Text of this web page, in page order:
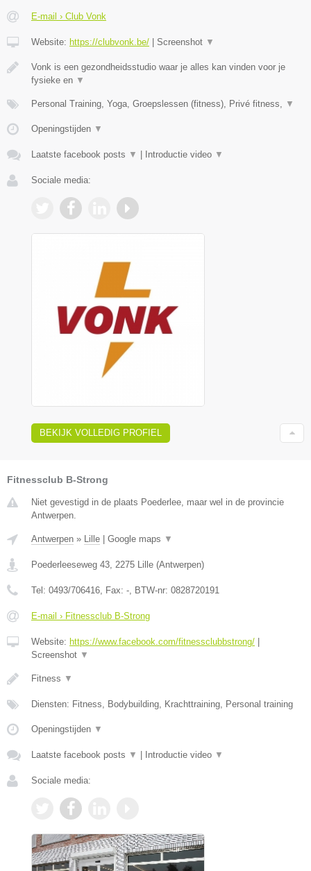
E-mail › Club Vonk
Website: https://clubvonk.be/ Screenshot ▼
Vonk is een gezondheidsstudio waar je alles kan vinden voor je
fysieke en ▼
Personal Training, Yoga, Groepslessen (fitness), Privé fitness, ▼
Openingstijden ▼
Laatste facebook posts ▼ Introductie video ▼
Sociale media:
BEKIJK VOLLEDIG PROFIEL
Fitnessclub B-Strong
Niet gevestigd in de plaats Poederlee, maar wel in de provincie
Antwerpen.
Antwerpen » Lille Google maps ▼
Poederleeseweg 43, 2275 Lille (Antwerpen)
Tel: 0493/706416, Fax: -, BTW-nr: 0828720191
E-mail › Fitnessclub B-Strong
Website: https://www.facebook.com/fitnessclubbstrong/
Screenshot ▼
Fitness ▼
Diensten: Fitness, Bodybuilding, Krachttraining, Personal training
Openingstijden ▼
Laatste facebook posts ▼ Introductie video ▼
Sociale media: